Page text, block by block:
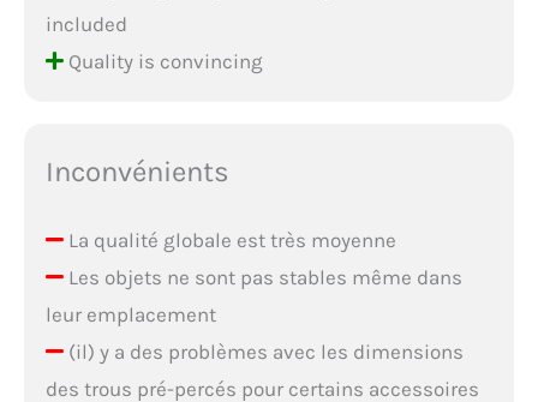
included
Quality is convincing
Inconvénients
La qualité globale est très moyenne
Les objets ne sont pas stables même dans
leur emplacement
(il) y a des problèmes avec les dimensions
des trous pré-percés pour certains accessoires